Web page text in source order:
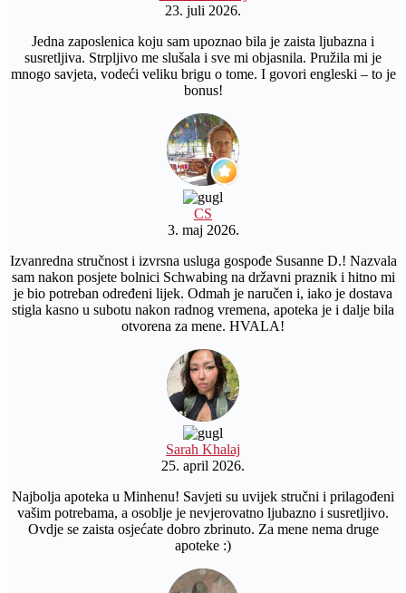
23. juli 2026.
Jedna zaposlenica koju sam upoznao bila je zaista ljubazna i
susretljiva. Strpljivo me slušala i sve mi objasnila. Pružila mi je
mnogo savjeta, vodeći veliku brigu o tome. I govori engleski – to je
bonus!
CS
3. maj 2026.
Izvanredna stručnost i izvrsna usluga gospođe Susanne D.! Nazvala
sam nakon posjete bolnici Schwabing na državni praznik i hitno mi
je bio potreban određeni lijek. Odmah je naručen i, iako je dostava
stigla kasno u subotu nakon radnog vremena, apoteka je i dalje bila
otvorena za mene. HVALA!
Sarah Khalaj
25. april 2026.
Najbolja apoteka u Minhenu! Savjeti su uvijek stručni i prilagođeni
vašim potrebama, a osoblje je nevjerovatno ljubazno i susretljivo.
Ovdje se zaista osjećate dobro zbrinuto. Za mene nema druge
apoteke :)